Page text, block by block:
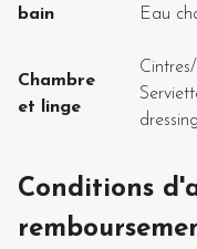
bain
Eau
Chambre
et linge
Cintres/
dressing
Conditions